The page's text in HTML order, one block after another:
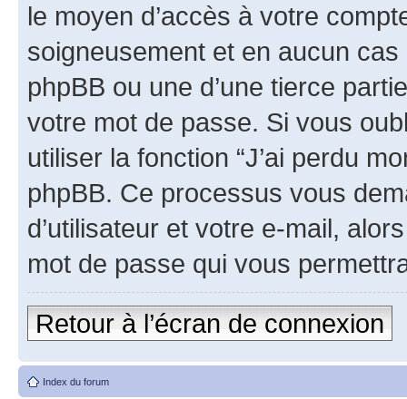
le moyen d’accès à votre
soigneusement et en aucun
phpBB ou une d’une tierce
votre mot de passe. Si vous
utiliser la fonction “J’ai perdu
phpBB. Ce processus vous
d’utilisateur et votre e-mail,
mot de passe qui vous
Retour à l’écran de connexion
Index du forum